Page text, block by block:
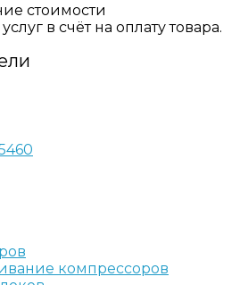
стоимости
в счёт на оплату товара.
компрессоров